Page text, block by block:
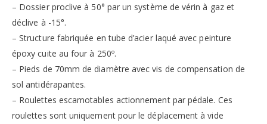
– Dossier proclive à 50° par un système de vérin à gaz et
déclive à -15°.
– Structure fabriquée en tube d’acier laqué avec peinture
époxy cuite au four à 250º.
– Pieds de 70mm de diamètre avec vis de compensation de
sol antidérapantes.
– Roulettes escamotables actionnement par pédale. Ces
roulettes sont uniquement pour le déplacement à vide